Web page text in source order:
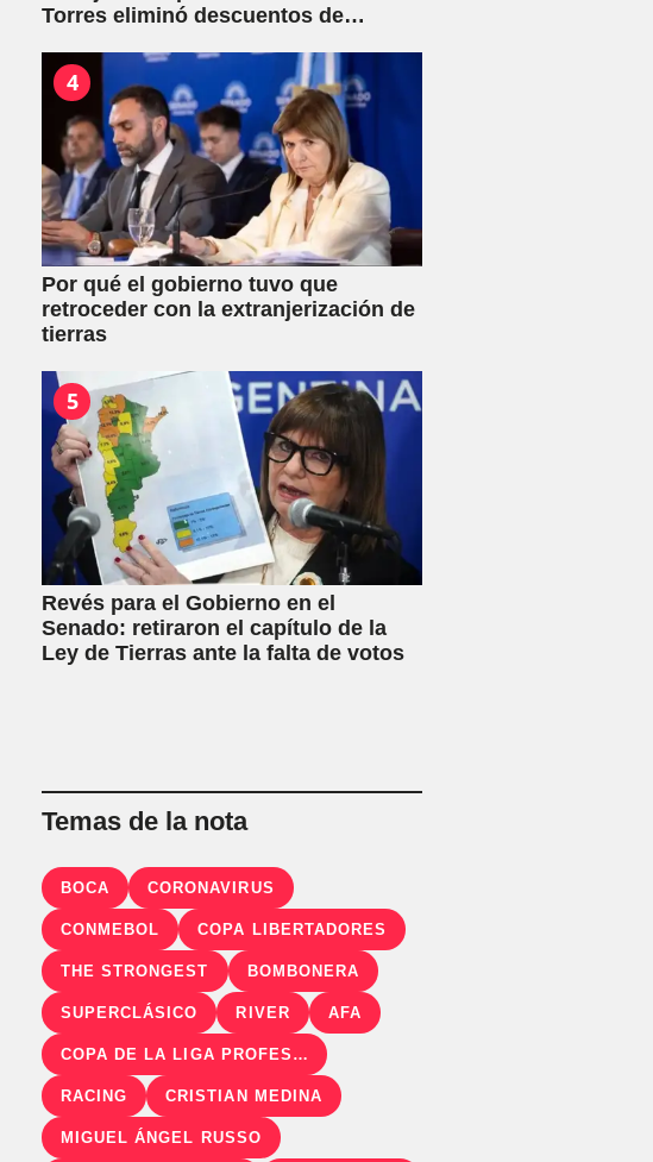
Torres eliminó descuentos de
4
Por qué el gobierno tuvo que
retroceder con la extranjerización de
tierras
5
Revés para el Gobierno en el
Senado: retiraron el capítulo de la
Ley de Tierras ante la falta de votos
Temas de la nota
BOCA CORONAVIRUS
CONMEBOL COPA LIBERTADORES
THE STRONGEST BOMBONERA
SUPERCLÁSICO RIVER AFA
COPA DE LA LIGA PROFESIONAL
RACING CRISTIAN MEDINA
MIGUEL ÁNGEL RUSSO